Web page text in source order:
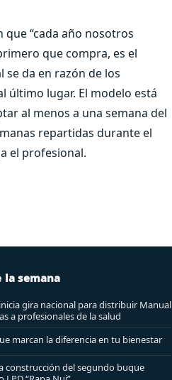
“cada año nosotros
que compra, es el
se da en razón de los
último lugar. El modelo está
al menos a una semana del
repartidas durante el
el profesional.
la semana
gira nacional para distribuir Manual
a profesionales de la salud
marcan la diferencia en tu bienestar
construcción del segundo buque